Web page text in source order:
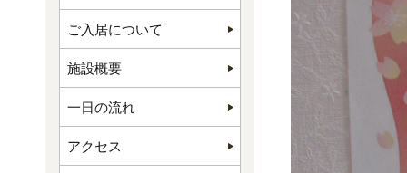
ご入居について
施設概要
一日の流れ
アクセス